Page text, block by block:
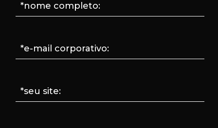
*nome completo:
*e-mail corporativo:
*seu site: